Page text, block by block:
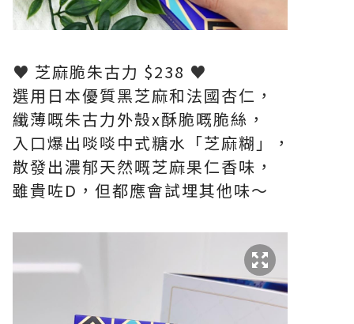
♥ 芝麻脆朱古力 $238 ♥
選用日本優質黑芝麻和法國杏仁，
纖薄嘅朱古力外殼x酥脆嘅脆絲，
入口爆出啖啖中式糖水「芝麻糊」，
散發出濃郁天然嘅芝麻果仁香味，
雖貴咗D，但都應會試埋其他味～